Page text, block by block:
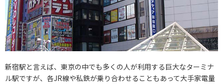
新宿駅と言えば、東京の中でも多くの人が利用する巨大なターミナ
ル駅ですが、各JR線や私鉄が乗り合わせることもあって大手家電量